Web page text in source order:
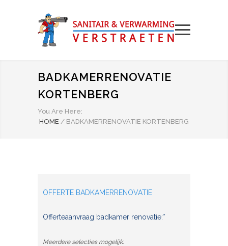
BADKAMERRENOVATIE
KORTENBERG
You Are Here:
HOME / BADKAMERRENOVATIE KORTENBERG
OFFERTE BADKAMERRENOVATIE
Offerteaanvraag badkamer renovatie:*
Meerdere selecties mogelijk.